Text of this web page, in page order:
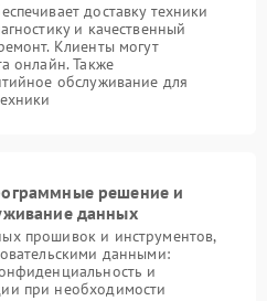
доставку техники
и качественный
Клиенты могут
онлайн. Также
обслуживание для
решение и
данных
прошивок и инструментов,
данными:
и
при необходимости